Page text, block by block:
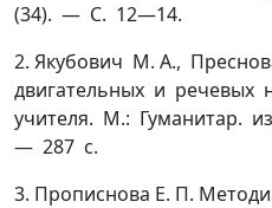
(34). — С. 12—14.
2. Якубович М. А.,
двигательных и речевых
учителя. М.: Гуманитар.
— 287 с.
3. Прописнова Е. П.